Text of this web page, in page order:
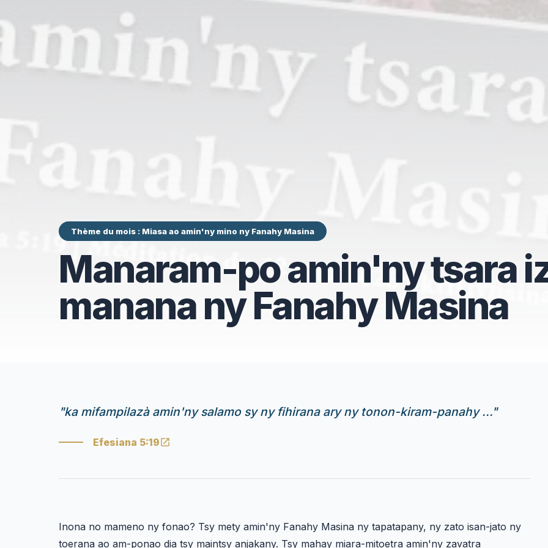
Thème du mois : Miasa ao amin'ny mino ny Fanahy Masina
Manaram-po amin'ny tsara
manana ny Fanahy Masina
"ka mifampilazà amin'ny salamo sy ny fihirana ary ny tonon-kiram-panahy ..."
Efesiana 5:19
Inona no mameno ny fonao? Tsy mety amin'ny Fanahy Masina ny tapatapany, ny zato isan-jato ny
toerana ao am-ponao dia tsy maintsy anjakany. Tsy mahay miara-mitoetra amin'ny zavatra